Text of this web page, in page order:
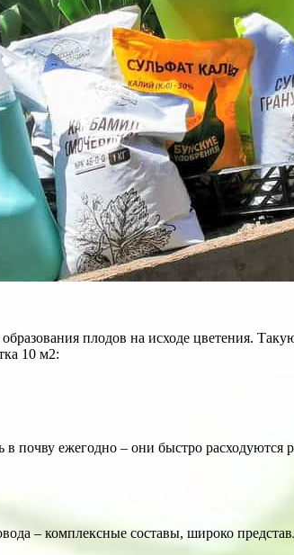
плодов на исходе цветения.
10 м2:
почву ежегодно – они быстро
– комплексные составы, широко